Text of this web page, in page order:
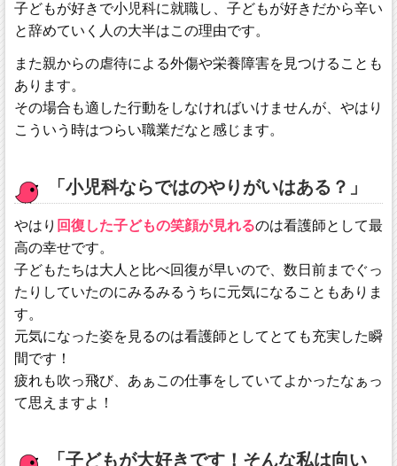
子どもが好きで小児科に就職し、子どもが好きだから辛い
と辞めていく人の大半はこの理由です。
また親からの虐待による外傷や栄養障害を見つけることも
あります。
その場合も適した行動をしなければいけませんが、やはり
こういう時はつらい職業だなと感じます。
「小児科ならではのやりがいはある？」
やはり 回復した子どもの笑顔が見れるのは看護師として最
高の幸せです。
子どもたちは大人と比べ回復が早いので、数日前までぐっ
たりしていたのにみるみるうちに元気になることもありま
す。
元気になった姿を見るのは看護師としてとても充実した瞬
間です！
疲れも吹っ飛び、あぁこの仕事をしていてよかったなぁっ
て思えますよ！
「子どもが大好きです！そんな私は向い